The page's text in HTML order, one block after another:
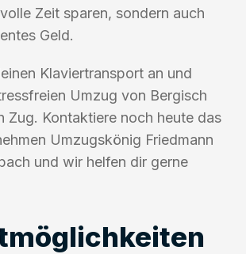
Zeit sparen, sondern auch
Geld.
Klaviertransport an und
Umzug von Bergisch
Zug. Kontaktiere noch heute das
Umzugskönig Friedmann
und wir helfen dir gerne